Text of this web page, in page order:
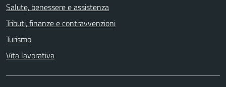
Salute, benessere e assistenza
Tributi, finanze e contravvenzioni
Turismo
Vita lavorativa